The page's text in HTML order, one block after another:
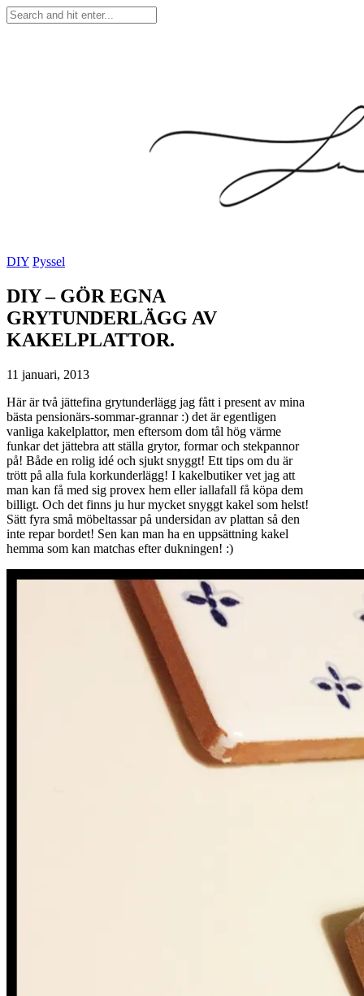
DIY Pyssel
DIY – GÖR EGNA
GRYTUNDERLÄGG AV
KAKELPLATTOR.
11 januari, 2013
Här är två jättefina grytunderlägg jag fått i present av mina
bästa pensionärs-sommar-grannar :) det är egentligen
vanliga kakelplattor, men eftersom dom tål hög värme
funkar det jättebra att ställa grytor, formar och stekpannor
på! Både en rolig idé och sjukt snyggt! Ett tips om du är
trött på alla fula korkunderlägg! I kakelbutiker vet jag att
man kan få med sig provex hem eller iallafall få köpa dem
billigt. Och det finns ju hur mycket snyggt kakel som helst!
Sätt fyra små möbeltassar på undersidan av plattan så den
inte repar bordet! Sen kan man ha en uppsättning kakel
hemma som kan matchas efter dukningen! :)